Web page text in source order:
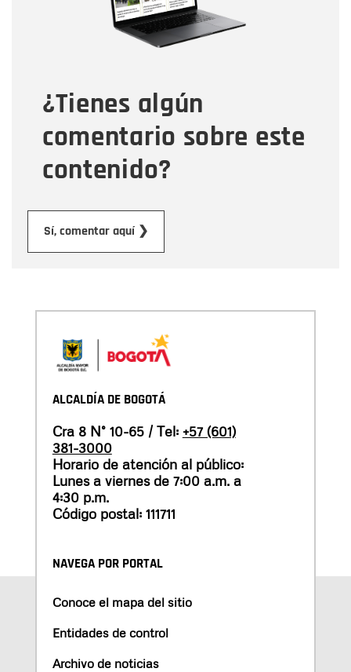
¿Tienes algún
comentario sobre este
contenido?
Sí, comentar aquí ❯
Tipo de comentario
Mensaje
ALCALDÍA DE BOGOTÁ
Cra 8 N° 10-65 / Tel: +57 (601)
381-3000
Horario de atención al público:
Lunes a viernes de 7:00 a.m. a
4:30 p.m.
Código postal: 111711
NAVEGA POR PORTAL
Conoce el mapa del sitio
Entidades de control
Archivo de noticias